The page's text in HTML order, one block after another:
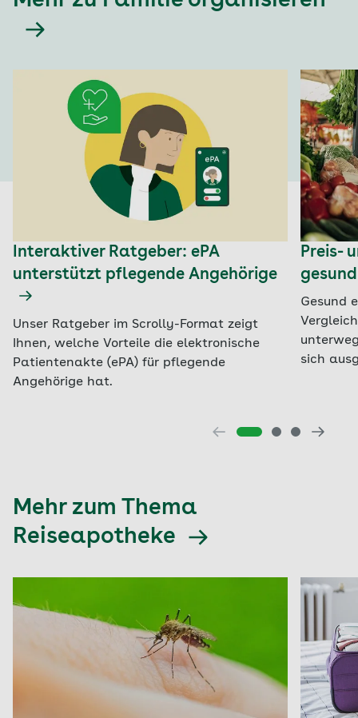
Interaktiver Ratgeber: ePA
unterstützt pflegende Angehörige
Unser Ratgeber im Scrolly-Format zeigt
Ihnen, welche Vorteile die elektronische
Patientenakte (ePA) für pflegende
Angehörige hat.
Preis-
Gesund
sich
Mehr zum Thema
Reiseapotheke